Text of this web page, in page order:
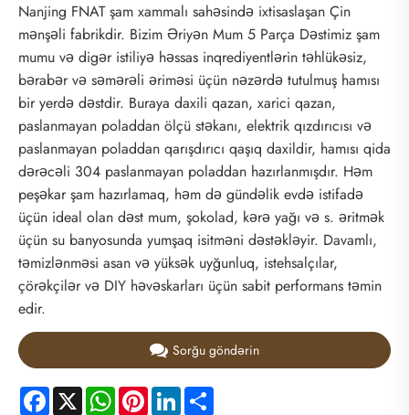
Nanjing FNAT şam xammalı sahəsində ixtisaslaşan Çin
mənşəli fabrikdir. Bizim Əriyən Mum 5 Parça Dəstimiz şam
mumu və digər istiliyə həssas inqrediyentlərin təhlükəsiz,
bərabər və səmərəli əriməsi üçün nəzərdə tutulmuş hamısı
bir yerdə dəstdir. Buraya daxili qazan, xarici qazan,
paslanmayan poladdan ölçü stəkanı, elektrik qızdırıcısı və
paslanmayan poladdan qarışdırıcı qaşıq daxildir, hamısı qida
dərəcəli 304 paslanmayan poladdan hazırlanmışdır. Həm
peşəkar şam hazırlamaq, həm də gündəlik evdə istifadə
üçün ideal olan dəst mum, şokolad, kərə yağı və s. əritmək
üçün su banyosunda yumşaq isitməni dəstəkləyir. Davamlı,
təmizlənməsi asan və yüksək uyğunluq, istehsalçılar,
çörəkçilər və DIY həvəskarları üçün sabit performans təmin
edir.
Sorğu göndərin
Facebook
X WhatsApp
PinterestLinkedIn